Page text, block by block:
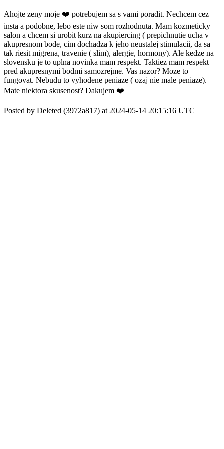
Ahojte zeny moje ❤️ potrebujem sa s vami poradit. Nechcem cez
insta a podobne, lebo este niw som rozhodnuta. Mam kozmeticky
salon a chcem si urobit kurz na akupiercing ( prepichnutie ucha v
akupresnom bode, cim dochadza k jeho neustalej stimulacii, da sa
tak riesit migrena, travenie ( slim), alergie, hormony). Ale kedze na
slovensku je to uplna novinka mam respekt. Taktiez mam respekt
pred akupresnymi bodmi samozrejme. Vas nazor? Moze to
fungovat. Nebudu to vyhodene peniaze ( ozaj nie male peniaze).
Mate niektora skusenost? Dakujem ❤️
Posted by Deleted (3972a817) at 2024-05-14 20:15:16 UTC